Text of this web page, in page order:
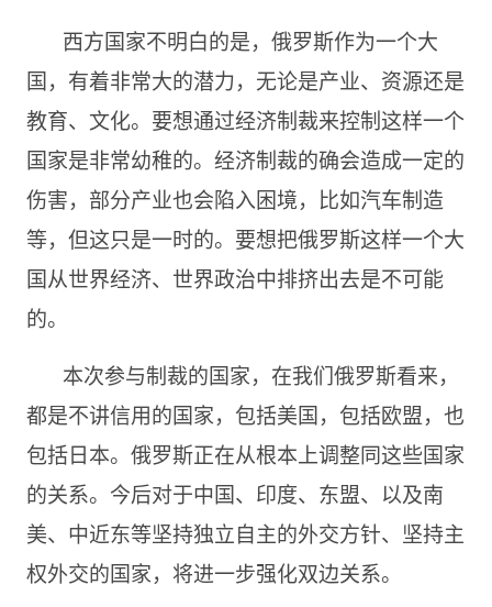
西方国家不明白的是，俄罗斯作为一个大
国，有着非常大的潜力，无论是产业、资源还是
教育、文化。要想通过经济制裁来控制这样一个
国家是非常幼稚的。经济制裁的确会造成一定的
伤害，部分产业也会陷入困境，比如汽车制造
等，但这只是一时的。要想把俄罗斯这样一个大
国从世界经济、世界政治中排挤出去是不可能
的。
本次参与制裁的国家，在我们俄罗斯看来，
都是不讲信用的国家，包括美国，包括欧盟，也
包括日本。俄罗斯正在从根本上调整同这些国家
的关系。今后对于中国、印度、东盟、以及南
美、中近东等坚持独立自主的外交方针、坚持主
权外交的国家，将进一步强化双边关系。